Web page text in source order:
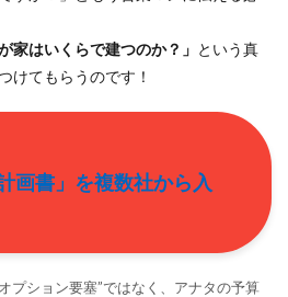
家はいくらで建つのか？」 という真
けてもらうのです！
画書」を複数社から入
プション要塞”ではなく、アナタの予算